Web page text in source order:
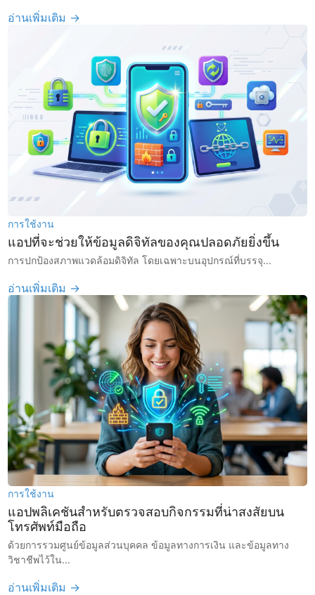
อ่านเพิ่มเติม →
การใช้งาน
แอปที่จะช่วยให้ข้อมูลดิจิทัลของคุณปลอดภัยยิ่งขึ้น
การปกป้องสภาพแวดล้อมดิจิทัล โดยเฉพาะบนอุปกรณ์ที่บรรจุ...
อ่านเพิ่มเติม →
การใช้งาน
แอปพลิเคชันสำหรับตรวจสอบกิจกรรมที่น่าสงสัยบน
โทรศัพท์มือถือ
ด้วยการรวมศูนย์ข้อมูลส่วนบุคคล ข้อมูลทางการเงิน และข้อมูลทาง
วิชาชีพไว้ใน...
อ่านเพิ่มเติม →